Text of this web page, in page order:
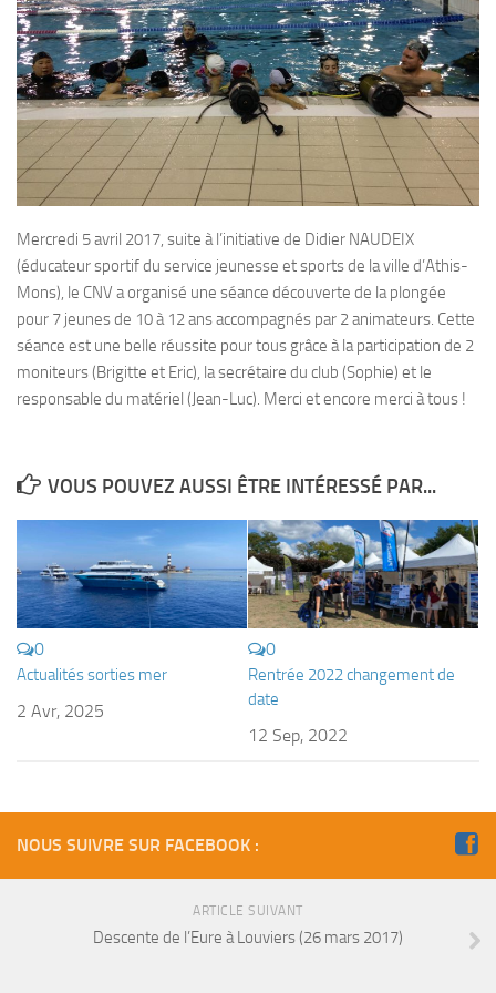
Plouf
ECOLE DE PLONGEE
Formations
Jeune plongeur
Plongeur N1
Maintien des acquis
Guide de palanquée N4
Initiateur
Moniteur Fédéral
Sorties techniques
APNEE
SORTIES
Sorties 2022
Sorties 2021
Sorties 2020
Mercredi 5 avril 2017, suite à l’initiative de Didier NAUDEIX
(éducateur sportif du service jeunesse et sports de la ville d’Athis-
Mons), le CNV a organisé une séance découverte de la plongée
pour 7 jeunes de 10 à 12 ans accompagnés par 2 animateurs. Cette
séance est une belle réussite pour tous grâce à la participation de 2
moniteurs (Brigitte et Eric), la secrétaire du club (Sophie) et le
responsable du matériel (Jean-Luc). Merci et encore merci à tous !
VOUS POUVEZ AUSSI ÊTRE INTÉRESSÉ PAR...
0
Actualités sorties mer
2 Avr, 2025
0
Rentrée 2022 changement de
date
12 Sep, 2022
NOUS SUIVRE SUR FACEBOOK :
ARTICLE SUIVANT
Descente de l’Eure à Louviers (26 mars 2017)